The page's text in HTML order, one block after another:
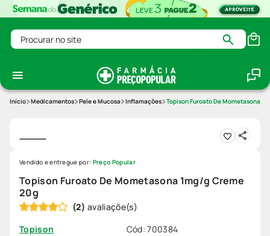
Procurar no site
Medicamentos Pele e Mucosa Inflamações Topison Furoato De Mometasona
Topison Furoato De Mometasona 1mg/g Creme
20g
(2)
Topison
Cód:700384
Vendido e entregue por: Preço Popular